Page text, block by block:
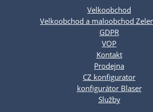
Velkoobchod
Velkoobchod a maloobchod
GDPR
VOP
Kontakt
Prodejna
CZ konfigurator
konfigurátor Blaser
Služby